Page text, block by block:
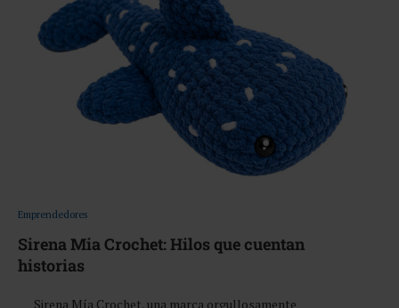
Emprendedores
Sirena Mia Crochet: Hilos que cuentan
historias
Sirena Mía Crochet, una marca orgullosamente